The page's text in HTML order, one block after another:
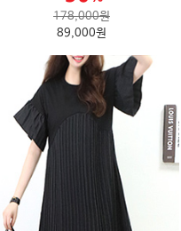
178,000원
89,000원